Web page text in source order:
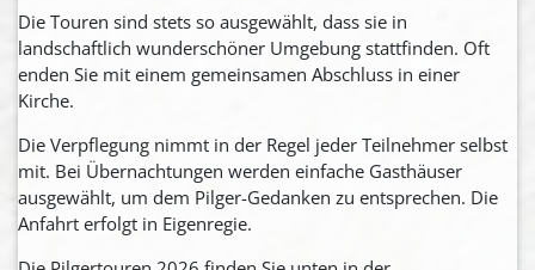
Die Touren sind stets so ausgewählt, dass sie in
landschaftlich wunderschöner Umgebung stattfinden. Oft
enden Sie mit einem gemeinsamen Abschluss in einer
Kirche.
Die Verpflegung nimmt in der Regel jeder Teilnehmer selbst
mit. Bei Übernachtungen werden einfache Gasthäuser
ausgewählt, um dem Pilger-Gedanken zu entsprechen. Die
Anfahrt erfolgt in Eigenregie.